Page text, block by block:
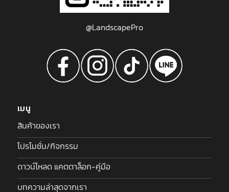
@LandscapePro
เมนู
สินค้าของเรา
โปรโมชั่น/กิจกรรม
ดาวน์โหลด แคตตาล็อก-คู่มือ
บทความล่าสุดจากเรา